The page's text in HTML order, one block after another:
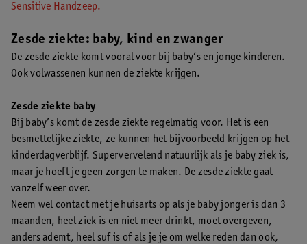
Sensitive Handzeep.
Zesde ziekte: baby, kind en zwanger
De zesde ziekte komt vooral voor bij baby’s en jonge kinderen.
Ook volwassenen kunnen de ziekte krijgen.
Zesde ziekte baby
Bij baby’s komt de zesde ziekte regelmatig voor. Het is een
besmettelijke ziekte, ze kunnen het bijvoorbeeld krijgen op het
kinderdagverblijf. Supervervelend natuurlijk als je baby ziek is,
maar je hoeft je geen zorgen te maken. De zesde ziekte gaat
vanzelf weer over.
Neem wel contact met je huisarts op als je baby jonger is dan 3
maanden, heel ziek is en niet meer drinkt, moet overgeven,
anders ademt, heel suf is of als je je om welke reden dan ook,